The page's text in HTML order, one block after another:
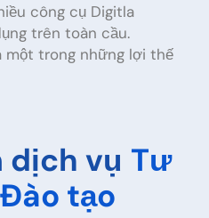
công cụ Digitla
trên toàn cầu.
một trong những lợi thế
dịch vụ Tư
tạo